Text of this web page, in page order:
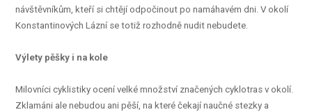
návštěvníkům, kteří si chtějí odpočinout po namáhavém dni. V okolí
Konstantinových Lázní se totiž rozhodně nudit nebudete.
Výlety pěšky i na kole
Milovníci cyklistiky ocení velké množství značených cyklotras v okolí.
Zklamáni ale nebudou ani pěší, na které čekají naučné stezky a